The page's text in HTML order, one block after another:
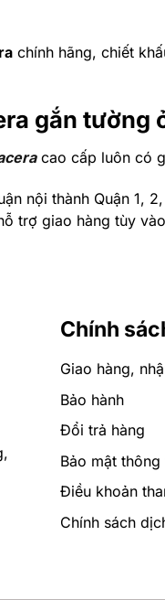
chính hãng, chiết
gắn tường
cao cấp luôn có
nội thành Quận 1,
trợ giao hàng tùy
Chính
Giao hàng,
Bảo hành
Đổi trả hàng
Bảo mật thông
Điều khoản
Chính sách